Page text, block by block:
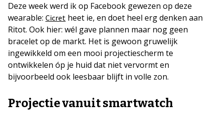
Deze week werd ik op Facebook gewezen op deze
wearable: Cicret heet ie, en doet heel erg denken aan
Ritot. Ook hier: wél gave plannen maar nog geen
bracelet op de markt. Het is gewoon gruwelijk
ingewikkeld om een mooi projectiescherm te
ontwikkelen óp je huid dat niet vervormt en
bijvoorbeeld ook leesbaar blijft in volle zon.
Projectie vanuit smartwatch